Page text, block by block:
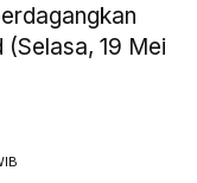
(Selasa, 19 Mei